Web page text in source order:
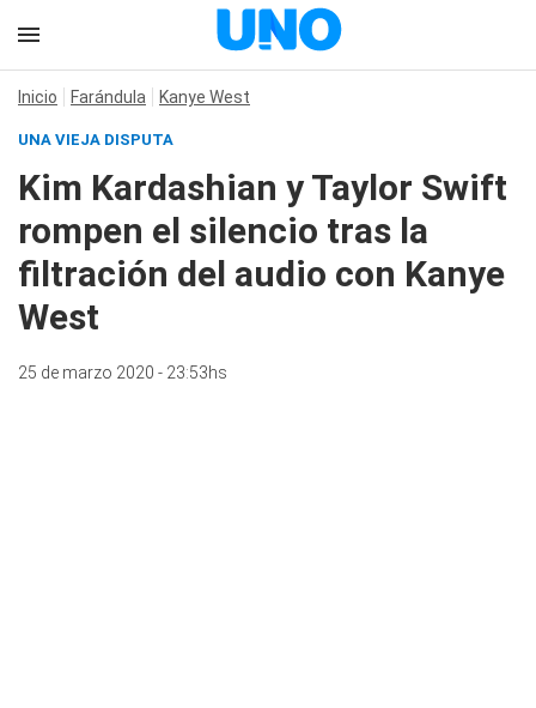
Inicio Farándula Kanye West
UNA VIEJA DISPUTA
Kim Kardashian y Taylor Swift
rompen el silencio tras la
filtración del audio con Kanye
West
25 de marzo 2020 - 23:53hs